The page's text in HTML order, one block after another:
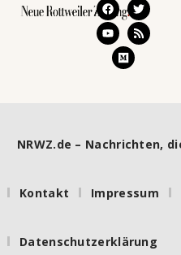
NRWZ.de – Nachrichten,
Kontakt Impressum
Datenschutzerklärung